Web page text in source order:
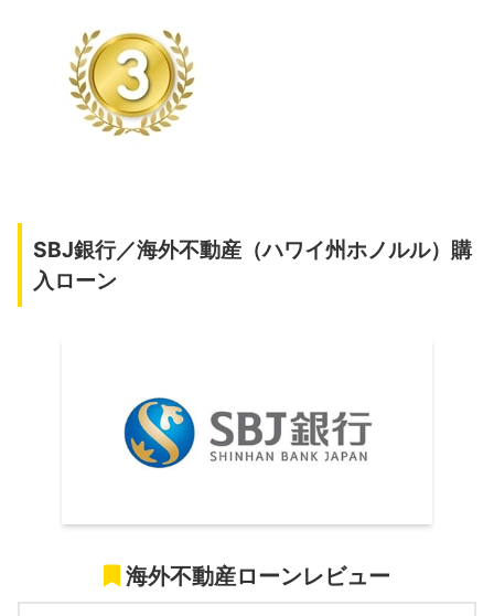
SBJ銀行／海外不動産（ハワイ州ホノルル）購
入ローン
海外不動産ローンレビュー